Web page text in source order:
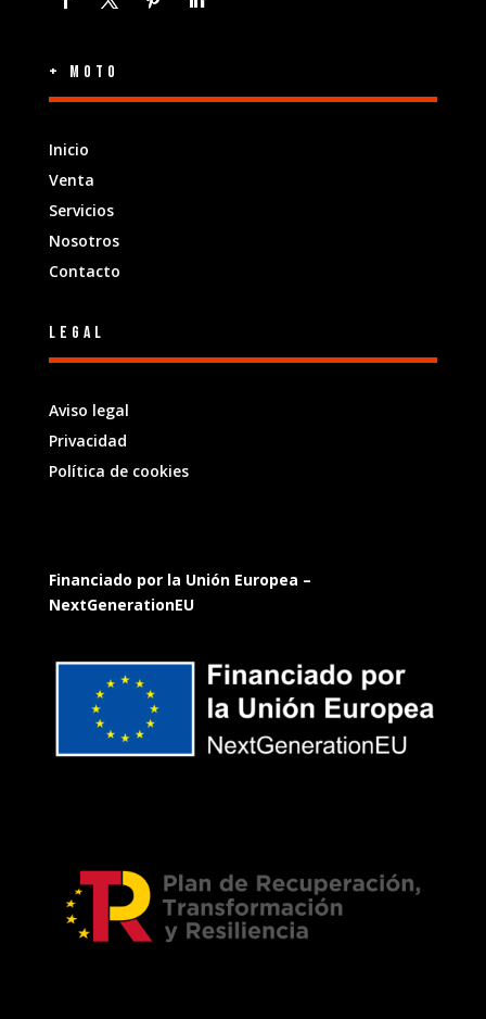
+ Moto
Inicio
Venta
Servicios
Nosotros
Contacto
Legal
Aviso legal
Privacidad
Política de cookies
Financiado por la Unión Europea –
NextGenerationEU